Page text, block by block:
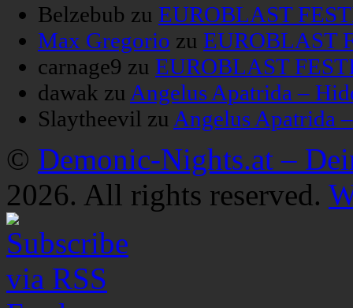
Belzebub zu EUROBLAST
Max Gregorio zu EUROBLAST
carnage9 zu EUROBLAST
dawak zu Angelus Apatrida –
Slaytheevil zu Angelus Apatrida
© Demonic-Nights.at –
2026. All rights reserved.